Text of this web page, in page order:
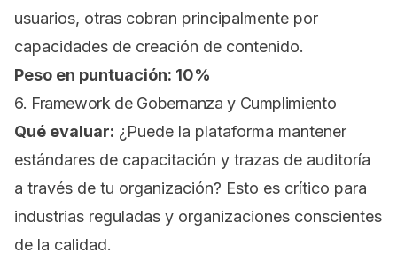
usuarios, otras cobran principalmente por
capacidades de creación de contenido.
Peso en puntuación: 10%
6. Framework de Gobernanza y Cumplimiento
Qué evaluar: ¿Puede la plataforma mantener
estándares de capacitación y trazas de auditoría
a través de tu organización? Esto es crítico para
industrias reguladas y organizaciones conscientes
de la calidad.